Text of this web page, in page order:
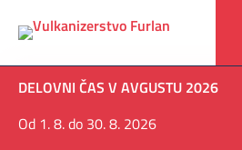
DELOVNI ČAS V AVGUSTU 2026
Od 1. 8. do 30. 8. 2026